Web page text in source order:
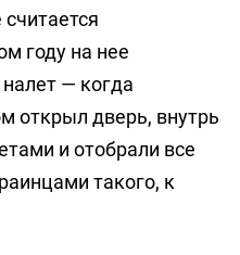
году на нее
— когда
открыл дверь, внутрь
и отобрали все
такого, к